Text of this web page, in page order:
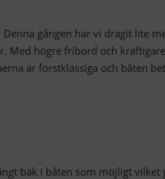
gången har vi dragit lite
Med högre fribord och kraftigare
är förstklassiga och båten
bak i båten som möjligt vilket